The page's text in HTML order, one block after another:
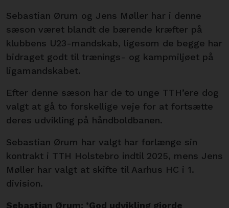
Sebastian Ørum og Jens Møller har i denne
sæson været blandt de bærende kræfter på
klubbens U23-mandskab, ligesom de begge har
bidraget godt til trænings- og kampmiljøet på
ligamandskabet.
Efter denne sæson har de to unge TTH’ere dog
valgt at gå to forskellige veje for at fortsætte
deres udvikling på håndboldbanen.
Sebastian Ørum har valgt har forlænge sin
kontrakt i TTH Holstebro indtil 2025, mens Jens
Møller har valgt at skifte til Aarhus HC i 1.
division.
Sebastian Ørum: ’God udvikling gjorde